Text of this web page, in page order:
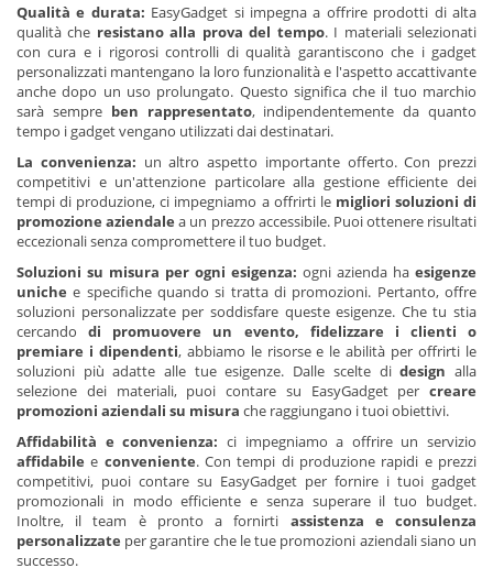
Qualità e durata: EasyGadget si impegna a offrire prodotti di alta
qualità che resistano alla prova del tempo. I materiali selezionati
con cura e i rigorosi controlli di qualità garantiscono che i gadget
personalizzati mantengano la loro funzionalità e l'aspetto accattivante
anche dopo un uso prolungato. Questo significa che il tuo marchio
sarà sempre ben rappresentato, indipendentemente da quanto
tempo i gadget vengano utilizzati dai destinatari.
La convenienza: un altro aspetto importante offerto. Con prezzi
competitivi e un'attenzione particolare alla gestione efficiente dei
tempi di produzione, ci impegniamo a offrirti le migliori soluzioni di
promozione aziendale a un prezzo accessibile. Puoi ottenere risultati
eccezionali senza compromettere il tuo budget.
Soluzioni su misura per ogni esigenza: ogni azienda ha esigenze
uniche e specifiche quando si tratta di promozioni. Pertanto, offre
soluzioni personalizzate per soddisfare queste esigenze. Che tu stia
cercandodi promuovere un evento, fidelizzare i clienti o
premiare i dipendenti, abbiamo le risorse e le abilità per offrirti le
soluzioni più adatte alle tue esigenze. Dalle scelte didesignalla
selezione dei materiali, puoi contare su EasyGadget per creare
promozioni aziendali su misura che raggiungano i tuoi obiettivi.
Affidabilità e convenienza: ci impegniamo a offrire un servizio
affidabilee conveniente. Con tempi di produzione rapidi e prezzi
competitivi, puoi contare su EasyGadget per fornire i tuoi gadget
promozionali in modo efficiente e senza superare il tuo budget.
Inoltre, il team è pronto a fornirti assistenza e consulenza
personalizzate per garantire che le tue promozioni aziendali siano un
successo.